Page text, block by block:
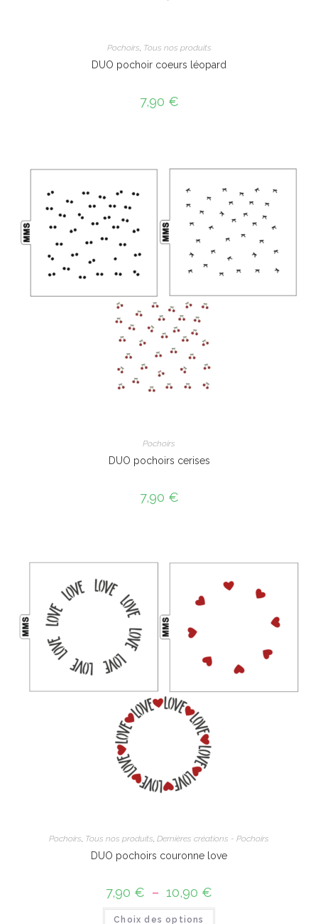
Pochoirs, Tous nos produits
DUO pochoir coeurs léopard
7,90 €
Pochoirs
DUO pochoirs cerises
7,90 €
Pochoirs, Tous nos produits, Dernières créations - Pochoirs
DUO pochoirs couronne love
7,90 € – 10,90 €
prix :
Choix des options
Ce